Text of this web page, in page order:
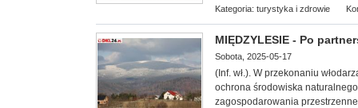
Kategoria: turystyka i zdrowie
MIĘDZYLESIE - Po
Sobota, 2025-05-17
(Inf. wł.). W przekonaniu
ochrona środowiska
zagospodarowania